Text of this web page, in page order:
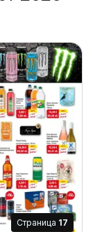
Cтраница 17